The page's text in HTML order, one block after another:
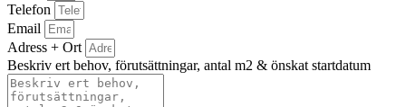
Telefon
Email
Adress + Ort
Beskriv ert behov, förutsättningar, antal m2 & önskat startdatum